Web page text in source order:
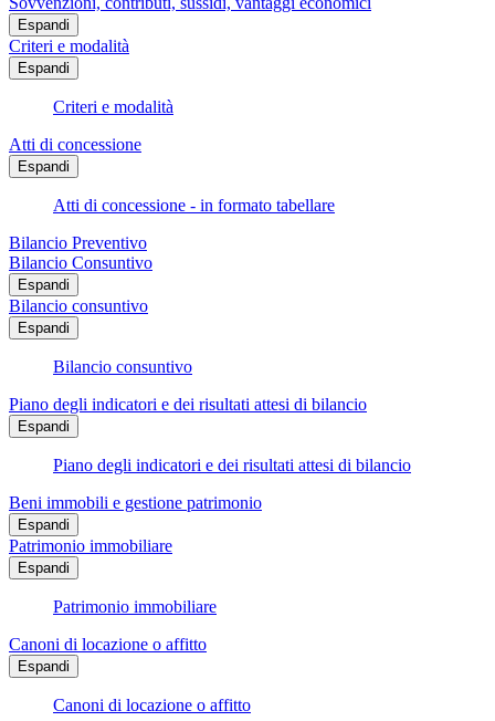
Espandi
Criteri e modalità
Espandi
Criteri e modalità
Atti di concessione
Espandi
Atti di concessione - in formato tabellare
Bilancio Preventivo
Bilancio Consuntivo
Espandi
Bilancio consuntivo
Espandi
Bilancio consuntivo
Piano degli indicatori e dei risultati attesi di bilancio
Espandi
Piano degli indicatori e dei risultati attesi di bilancio
Beni immobili e gestione patrimonio
Espandi
Patrimonio immobiliare
Espandi
Patrimonio immobiliare
Canoni di locazione o affitto
Espandi
Canoni di locazione o affitto